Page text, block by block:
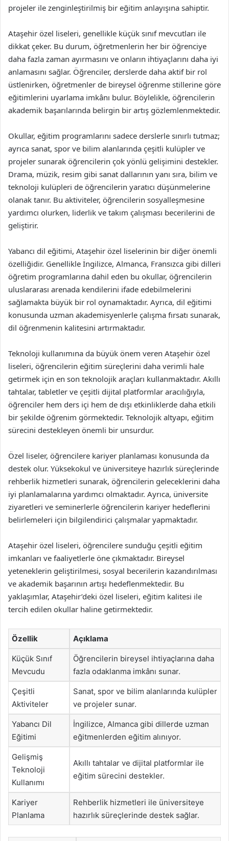
projeler ile zenginleştirilmiş bir eğitim anlayışına sahiptir.
Ataşehir özel liseleri, genellikle küçük sınıf mevcutları ile
dikkat çeker. Bu durum, öğretmenlerin her bir öğrenciye
daha fazla zaman ayırmasını ve onların ihtiyaçlarını daha iyi
anlamasını sağlar. Öğrenciler, derslerde daha aktif bir rol
üstlenirken, öğretmenler de bireysel öğrenme stillerine göre
eğitimlerini uyarlama imkânı bulur. Böylelikle, öğrencilerin
akademik başarılarında belirgin bir artış gözlemlenmektedir.
Okullar, eğitim programlarını sadece derslerle sınırlı tutmaz;
ayrıca sanat, spor ve bilim alanlarında çeşitli kulüpler ve
projeler sunarak öğrencilerin çok yönlü gelişimini destekler.
Drama, müzik, resim gibi sanat dallarının yanı sıra, bilim ve
teknoloji kulüpleri de öğrencilerin yaratıcı düşünmelerine
olanak tanır. Bu aktiviteler, öğrencilerin sosyalleşmesine
yardımcı olurken, liderlik ve takım çalışması becerilerini de
geliştirir.
Yabancı dil eğitimi, Ataşehir özel liselerinin bir diğer önemli
özelliğidir. Genellikle İngilizce, Almanca, Fransızca gibi dilleri
öğretim programlarına dahil eden bu okullar, öğrencilerin
uluslararası arenada kendilerini ifade edebilmelerini
sağlamakta büyük bir rol oynamaktadır. Ayrıca, dil eğitimi
konusunda uzman akademisyenlerle çalışma fırsatı sunarak,
dil öğrenmenin kalitesini artırmaktadır.
Teknoloji kullanımına da büyük önem veren Ataşehir özel
liseleri, öğrencilerin eğitim süreçlerini daha verimli hale
getirmek için en son teknolojik araçları kullanmaktadır. Akıllı
tahtalar, tabletler ve çeşitli dijital platformlar aracılığıyla,
öğrenciler hem ders içi hem de dışı etkinliklerde daha etkili
bir şekilde öğrenim görmektedir. Teknolojik altyapı, eğitim
sürecini destekleyen önemli bir unsurdur.
Özel liseler, öğrencilere kariyer planlaması konusunda da
destek olur. Yüksekokul ve üniversiteye hazırlık süreçlerinde
rehberlik hizmetleri sunarak, öğrencilerin geleceklerini daha
iyi planlamalarına yardımcı olmaktadır. Ayrıca, üniversite
ziyaretleri ve seminerlerle öğrencilerin kariyer hedeflerini
belirlemeleri için bilgilendirici çalışmalar yapmaktadır.
Ataşehir özel liseleri, öğrencilere sunduğu çeşitli eğitim
imkanları ve faaliyetlerle öne çıkmaktadır. Bireysel
yeteneklerin geliştirilmesi, sosyal becerilerin kazandırılması
ve akademik başarının artışı hedeflenmektedir. Bu
yaklaşımlar, Ataşehir’deki özel liseleri, eğitim kalitesi ile
tercih edilen okullar haline getirmektedir.
Özellik Açıklama
Küçük Sınıf
Mevcudu
Öğrencilerin bireysel ihtiyaçlarına daha
fazla odaklanma imkânı sunar.
Çeşitli
Aktiviteler
Sanat, spor ve bilim alanlarında kulüpler
ve projeler sunar.
Yabancı Dil
Eğitimi
İngilizce, Almanca gibi dillerde uzman
eğitmenlerden eğitim alınıyor.
Gelişmiş
Teknoloji
Kullanımı
Akıllı tahtalar ve dijital platformlar ile
eğitim sürecini destekler.
Kariyer
Planlama
Rehberlik hizmetleri ile üniversiteye
hazırlık süreçlerinde destek sağlar.